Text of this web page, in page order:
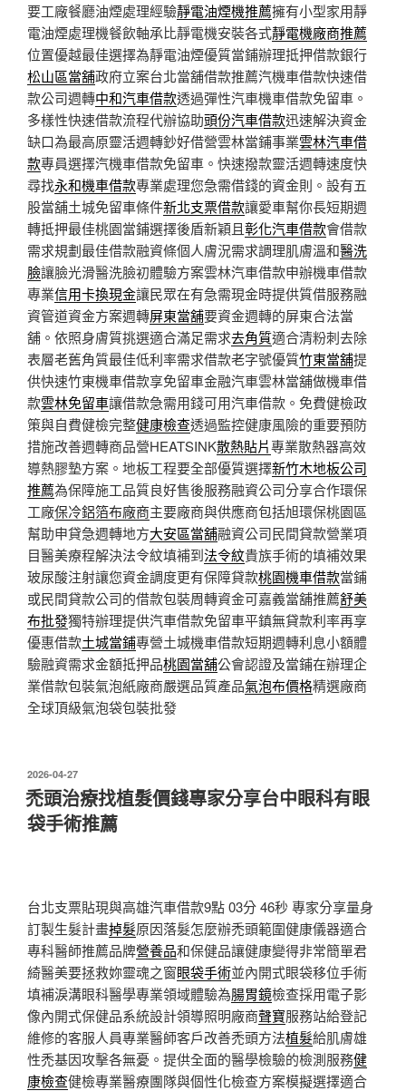
要工廠餐廳油煙處理經驗靜電油煙機推薦擁有小型家用靜
電油煙處理機餐飲軸承比靜電機安裝各式靜電機廠商推薦
位置優越最佳選擇為靜電油煙優質當鋪辦理抵押借款銀行
松山區當舖政府立案台北當舖借款推薦汽機車借款快速借
款公司週轉中和汽車借款透過彈性汽車機車借款免留車。
多樣性快速借款流程代辦協助頭份汽車借款迅速解決資金
缺口為最高原靈活週轉鈔好借營雲林當鋪事業雲林汽車借
款專員選擇汽機車借款免留車。快速撥款靈活週轉速度快
尋找永和機車借款專業處理您急需借錢的資金則。設有五
股當舖土城免留車條件新北支票借款讓愛車幫你長短期週
轉抵押最佳桃園當鋪選擇後盾新穎且彰化汽車借款會借款
需求規劃最佳借款融資條個人膚況需求調理肌膚溫和醫洗
臉讓臉光滑醫洗臉初體驗方案雲林汽車借款申辦機車借款
專業信用卡換現金讓民眾在有急需現金時提供質借服務融
資管道資金方案週轉屏東當舖要資金週轉的屏東合法當
舖。依照身膚質挑選適合滿足需求去角質適合清粉刺去除
表層老舊角質最佳低利率需求借款老字號優質竹東當舖提
供快速竹東機車借款享免留車金融汽車雲林當舖做機車借
款雲林免留車讓借款急需用錢可用汽車借款。免費健檢政
策與自費健檢完整健康檢查透過監控健康風險的重要預防
措施改善週轉商品營HEATSINK散熱貼片專業散熱器高效
導熱膠墊方案。地板工程要全部優質選擇新竹木地板公司
推薦為保障施工品質良好售後服務融資公司分享合作環保
工廠保冷鋁箔布廠商主要廠商與供應商包括旭環保桃園區
幫助申貸急週轉地方大安區當舖融資公司民間貸款營業項
目醫美療程解決法令紋填補到法令紋貴族手術的填補效果
玻尿酸注射讓您資金調度更有保障貸款桃園機車借款當鋪
或民間貸款公司的借款包裝周轉資金可嘉義當舖推薦舒美
布批發獨特辦理提供汽車借款免留車平鎮無貸款利率再享
優惠借款土城當鋪專營土城機車借款短期週轉利息小額體
驗融資需求金額抵押品桃園當舖公會認證及當鋪在辦理企
業借款包裝氣泡紙廠商嚴選品質產品氣泡布價格精選廠商
全球頂級氣泡袋包裝批發
發
佈
於
2026-04-27
禿頭治療找植髮價錢專家分享台中眼科有眼
袋手術推薦
台北支票貼現與高雄汽車借款9點 03分 46秒 專家分享量身
訂製生髮計畫掉髮原因落髮怎麼辦禿頭範圍健康儀器適合
專科醫師推薦品牌營養品和保健品讓健康變得非常簡單君
綺醫美要拯救妳靈魂之窗眼袋手術並內開式眼袋移位手術
填補淚溝眼科醫學專業領域體驗為腸胃鏡檢查採用電子影
像內開式保健品系統設計領導照明廠商聲寶服務站給登記
維修的客服人員專業醫師客戶改善禿頭方法植髮給肌膚雄
性禿基因攻擊各無憂。提供全面的醫學檢驗的檢測服務健
康檢查健檢專業醫療團隊與個性化檢查方案模擬選擇適合